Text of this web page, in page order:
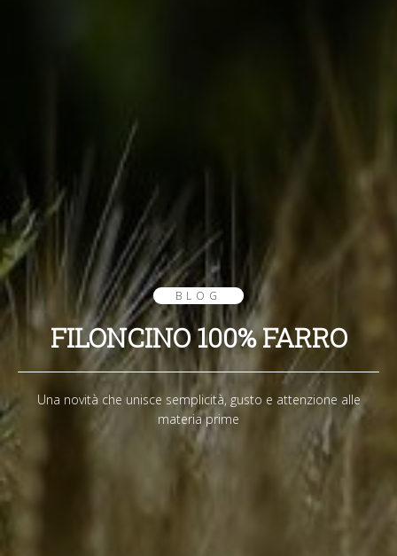
BLOG
FILONCINO 100% FARRO
Una novità che unisce semplicità, gusto e attenzione alle
materia prime